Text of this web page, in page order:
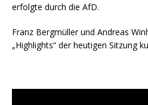
erfolgte durch die AfD.
Franz Bergmüller und Andreas
„Highlights“ der heutigen Sitzung